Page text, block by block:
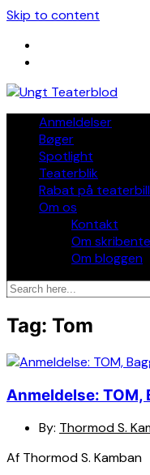
Skip to content
Anmeldelser
Bøger
Spotlight
Teaterblik
Rabat på
Om os
Kontakt
Om
Om bloggen
Tag: Tom
Anmeldelse:
By: Thormod S.
Af Thormod S.